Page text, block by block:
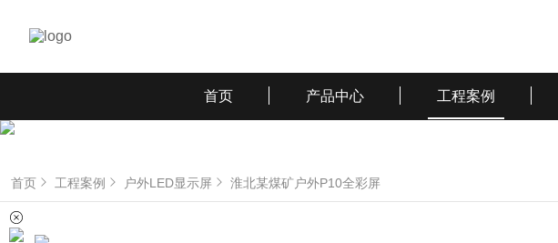
首页 产品中心 工程案例
首页 工程案例 户外LED显示屏 淮北某煤矿户外P10全彩屏